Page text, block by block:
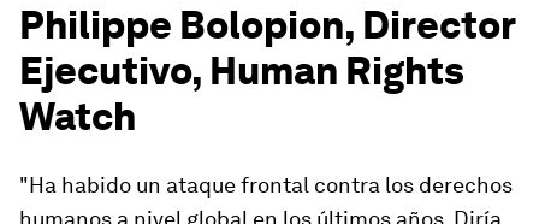
Philippe Bolopion, Director
Ejecutivo, Human Rights
Watch
"Ha habido un ataque frontal contra los derechos
humanos a nivel global en los últimos años. Diría